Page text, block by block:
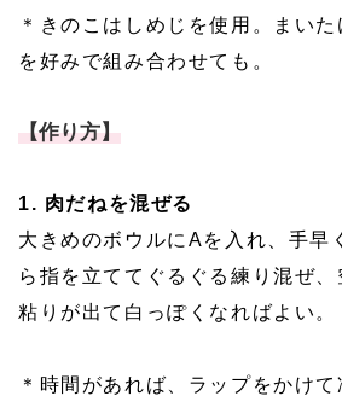
＊きのこはしめじを使用。まい
を好みで組み合わせても。
【作り方】
1. 肉だねを混ぜる
大きめのボウルにAを入れ、手早
ら指を立ててぐるぐる練り混ぜ、
粘りが出て白っぽくなればよい。
＊時間があれば、ラップをかけ